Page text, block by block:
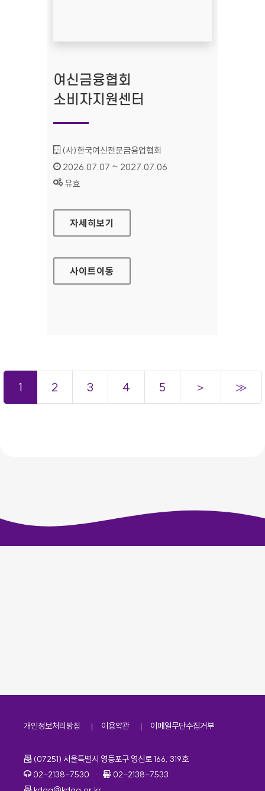
여신금융협회
소비자지원센터
기관명 :
(사)한국여신전문금융업협회
인증기간 :
2026.07.07 ~ 2027.07.06
상태 :
유효
여신금융협회 소비자지원센터
자세히보기
사이트이동
1 2 3 4 5 ＞ ≫
개인정보처리방침 이용약관 이메일무단수집거부
주소
(07251) 서울특별시 영등포구 영신로 166, 319호
전화번호
02-2138-7530 · 팩스번호
02-2138-7533